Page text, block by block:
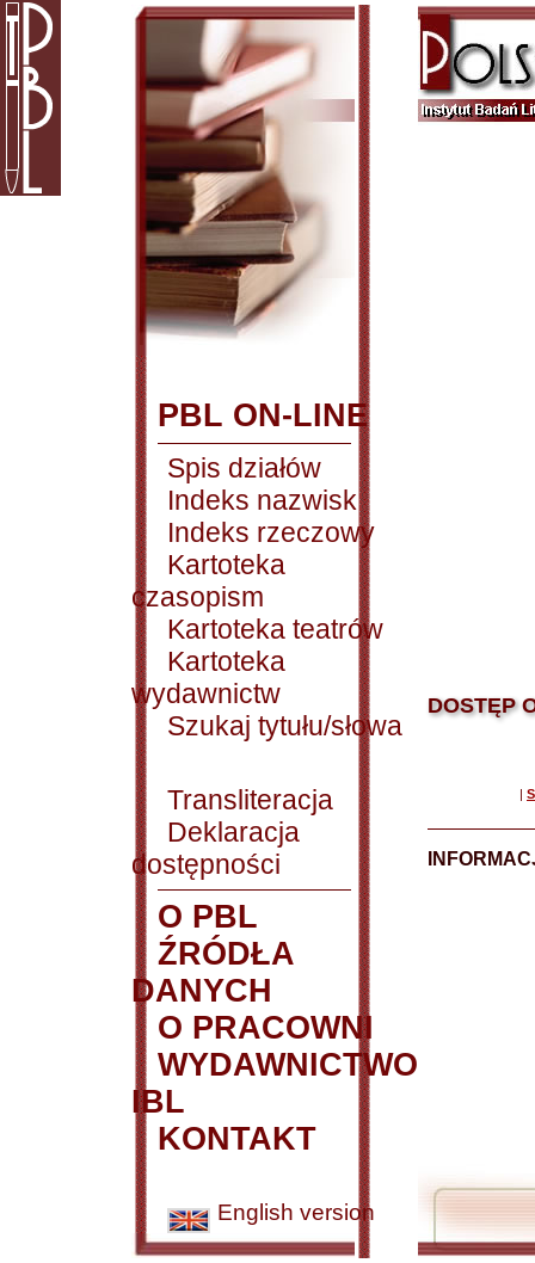
PBL ON-LINE
Spis działów
Indeks nazwisk
Indeks rzeczowy
Kartoteka
czasopism
Kartoteka teatrów
Kartoteka
wydawnictw
Szukaj tytułu/słowa
Transliteracja
Deklaracja
dostępności
O PBL
ŹRÓDŁA
DANYCH
O PRACOWNI
WYDAWNICTWO
IBL
KONTAKT
English version
DOSTĘP
|